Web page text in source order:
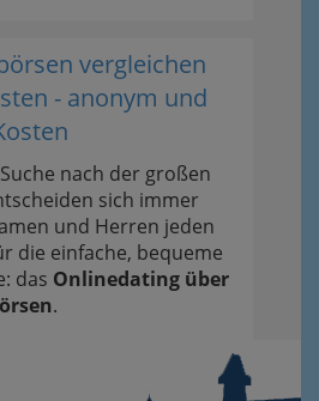
vergleichen
- anonym und
nach der großen
sich immer
und Herren jeden
die einfache, bequeme
das Onlinedating über
.